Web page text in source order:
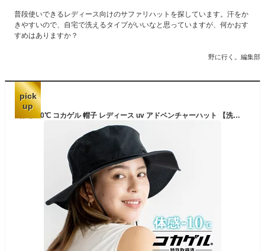
普段使いできるレディース向けのサファリハットを探しています。汗をか
きやすいので、自宅で洗えるタイプがいいなと思っていますが、何かおす
すめはありますか？
野に行く。編集部
pick
up
体感-10℃ コカゲル 帽子 レディース uv アドベンチャーハット 【洗濯機可能 紫外線遮蔽率99.9%以上/熱遮断】女性 帽子 つば広帽子 あご紐付き コットン 綿 UV対策 紫外線 日焼け対策 熱中症対策 無地 丈夫 サイズ調節可能 smh-cc2n501【メール便】